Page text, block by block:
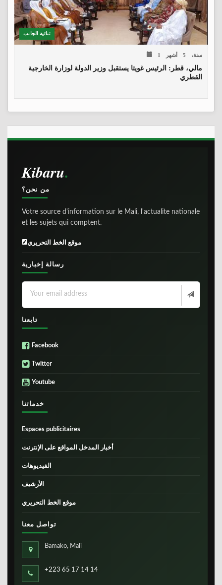
ثنائية الجانب
1 سنة، 5 أشهر
مالي، قطر: الرئيس غويتا يستقبل وزير الدولة لوزارة الخارجية
القطري
Kibaru
من نحن؟
Votre source d'information sur le Mali, l'actualite nationale
et les sujets qui comptent.
موقع الخط التحريري
رسالة إخبارية
تابعنا
Facebook
Twitter
Youtube
خدماتنا
Espaces publicitaires
أخبار المدخل المواقع على الإنترنت
الفيديوهات
الأرشيف
موقع الخط التحريري
تواصل معنا
Bamako, Mali
+223 65 17 14 14